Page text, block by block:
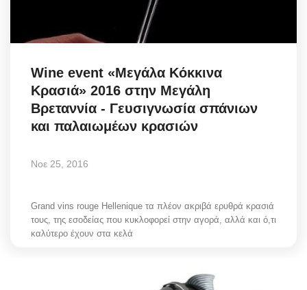
Aegean Islands
Σεβασμιώτατος Δωρόθεος Β’
Cost Of Living Crisis
Opinion + Analysis
L’Art des Sens
Wine event «Μεγάλα Κόκκινα
Κρασιά» 2016 στην Μεγάλη
Βρεταννία - Γευσιγνωσία σπάνιων
και παλαιωμέων κρασιών
Νοε 25, 2016
Grand vins rouge Hellenique τα πλέον ακριβά ερυθρά κρασιά
τους, της εσοδείας που κυκλοφορεί στην αγορά, αλλά και ό,τι
καλύτερο έχουν στα κελά